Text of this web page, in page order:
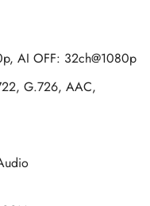
AI OFF: 32ch@1080p
G.726, AAC,